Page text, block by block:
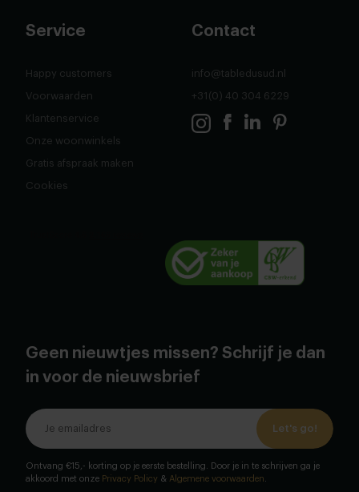
Service
Happy customers
Voorwaarden
Klantenservice
Onze woonwinkels
Gratis afspraak maken
Cookies
Contact
info@tabledusud.nl
+31(0) 40 304 6229
Geen nieuwtjes missen? Schrijf je dan
in voor de nieuwsbrief
Let's go!
Ontvang €15,- korting op je eerste bestelling. Door je in te schrijven ga je
akkoord met onze Privacy Policy & Algemene voorwaarden.